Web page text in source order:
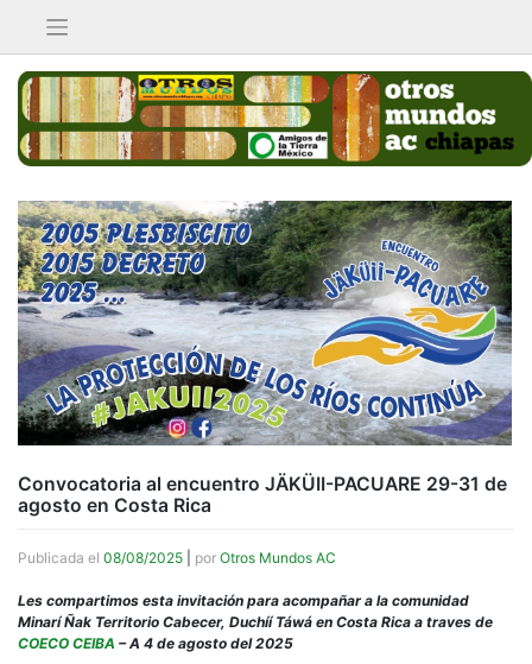
contenido
Convocatoria al encuentro JÄKÜII-PACUARE 29-31 de
agosto en Costa Rica
Publicada el 08/08/2025 por Otros Mundos AC
Les compartimos esta invitación para acompañar a la comunidad
Minarí Ñak Territorio Cabecer, Duchíí Táwá en Costa Rica a traves de
COECO CEIBA – A 4 de agosto del 2025